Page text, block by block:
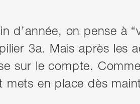
d’année, on pense à
3a. Mais après les
sur le compte.
mets en place dès